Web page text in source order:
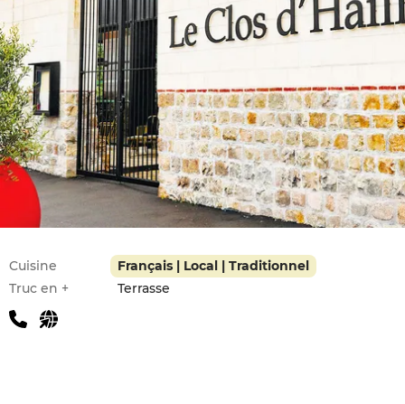
Infos pratiques
Cuisine
Français | Local | Traditionnel
Truc en +
Terrasse